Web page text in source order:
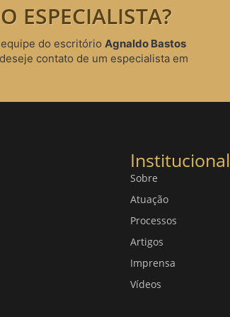
ESPECIALISTA?
do escritório Agnaldo Bastos
contato de um especialista em
Institucional
Sobre
Atuação
Processos
Artigos
Imprensa
Vídeos